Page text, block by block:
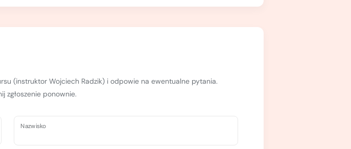
(instruktor Wojciech Radzik) i odpowie na ewentualne pytania.
zgłoszenie ponownie.
Nazwisko